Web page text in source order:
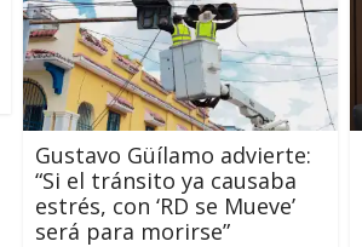
Gustavo Güílamo advierte:
“Si el tránsito ya causaba
estrés, con ‘RD se Mueve’
será para morirse”